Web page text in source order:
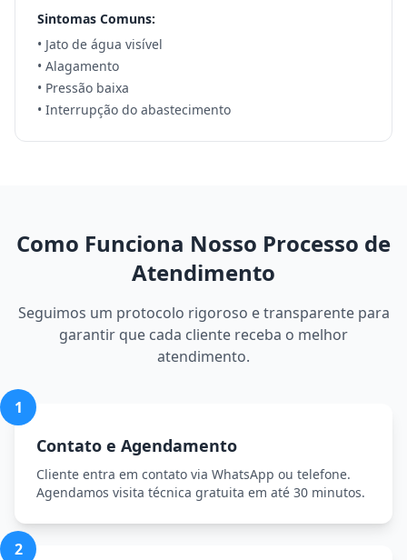
Sintomas Comuns:
• Jato de água visível
• Alagamento
• Pressão baixa
• Interrupção do abastecimento
Como Funciona Nosso Processo de
Atendimento
Seguimos um protocolo rigoroso e transparente para
garantir que cada cliente receba o melhor
atendimento.
1
Contato e Agendamento
Cliente entra em contato via WhatsApp ou telefone.
Agendamos visita técnica gratuita em até 30 minutos.
2